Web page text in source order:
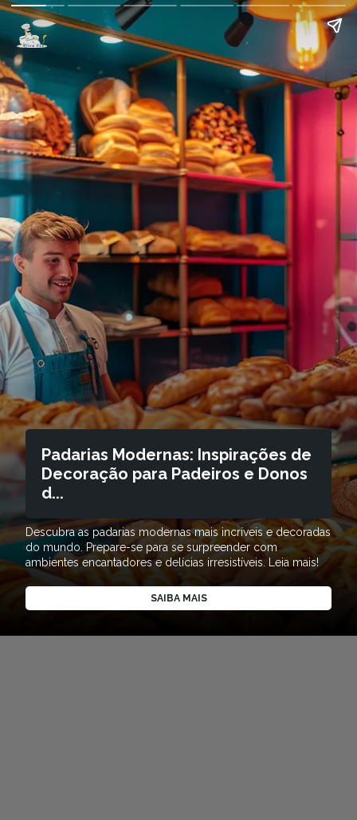
Padarias Modernas: Inspirações de
Decoração para Padeiros e Donos
d...
Descubra as padarias modernas mais incríveis e decoradas
do mundo. Prepare-se para se surpreender com
ambientes encantadores e delícias irresistíveis. Leia mais!
SAIBA MAIS